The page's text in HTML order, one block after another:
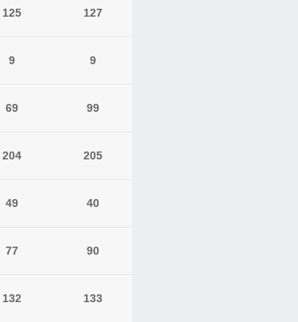
125 127
9 9
69 99
204 205
49 40
77 90
132 133